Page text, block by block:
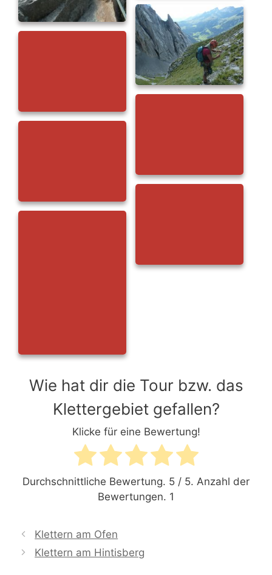
Wie hat dir die Tour bzw. das
Klettergebiet gefallen?
Klicke für eine Bewertung!
Durchschnittliche Bewertung. 5 / 5. Anzahl der
Bewertungen. 1
Klettern am Ofen
Klettern am Hintisberg